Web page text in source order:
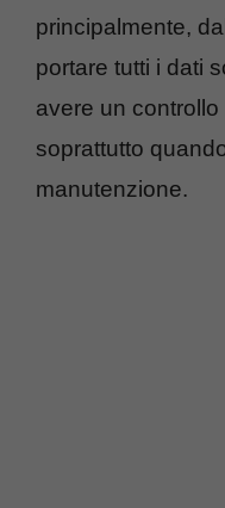
principalmente,
portare tutti i dati
avere un
soprattutto
manutenzione.